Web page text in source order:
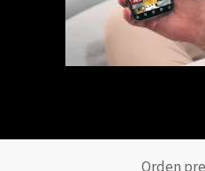
Necesitas Ayuda? Escribenos un mensaje